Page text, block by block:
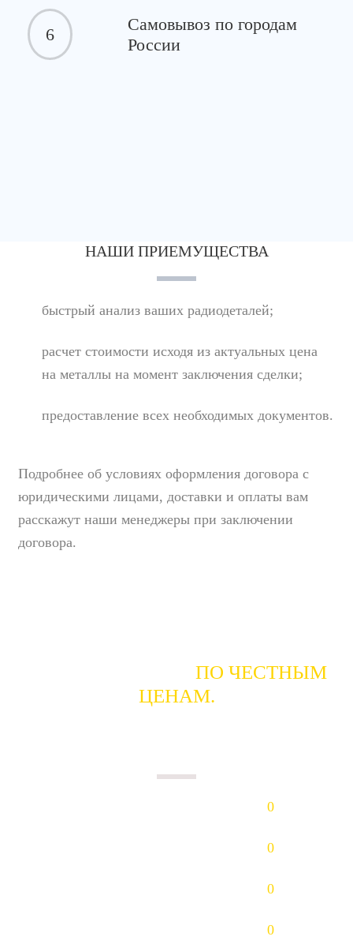
6
Самовывоз по городам
России
НАШИ ПРИЕМУЩЕСТВА
быстрый анализ ваших радиодеталей;
расчет стоимости исходя из актуальных цена
на металлы на момент заключения сделки;
предоставление всех необходимых документов.
Подробнее об условиях оформления договора с
юридическими лицами, доставки и оплаты вам
расскажут наши менеджеры при заключении
договора.
ПО ЧЕСТНЫМ
ЦЕНАМ.
0
0
0
0